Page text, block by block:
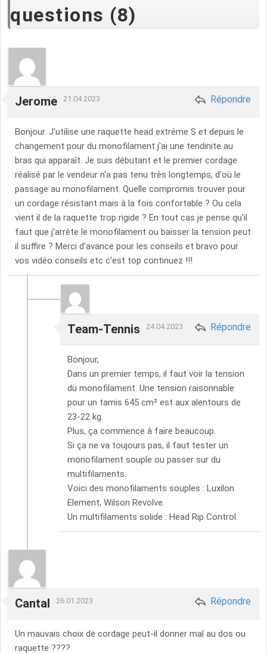
questions (8)
Jerome 21.04.2023 Répondre
Bonjour. J'utilise une raquette head extrême S et depuis le
changement pour du monofilament j'ai une tendinite au
bras qui apparaît. Je suis débutant et le premier cordage
réalisé par le vendeur n'a pas tenu très longtemps, d'où le
passage au monofilament. Quelle compromis trouver pour
un cordage résistant mais à la fois confortable ? Ou cela
vient il de la raquette trop rigide ? En tout cas je pense qu'il
faut que j'arrête le monofilament ou baisser la tension peut
il suffire ? Merci d'avance pour les conseils et bravo pour
vos vidéo conseils etc c'est top continuez !!!
Team-Tennis 24.04.2023 Répondre
Bonjour,
Dans un premier temps, il faut voir la tension
du monofilament. Une tension raisonnable
pour un tamis 645 cm² est aux alentours de
23-22 kg.
Plus, ça commence à faire beaucoup.
Si ça ne va toujours pas, il faut tester un
monofilament souple ou passer sur du
multifilaments.
Voici des monofilaments souples : Luxilon
Element, Wilson Revolve.
Un multifilaments solide : Head Rip Control.
Cantal 26.01.2023 Répondre
Un mauvais choix de cordage peut-il donner mal au dos ou
raquette ????